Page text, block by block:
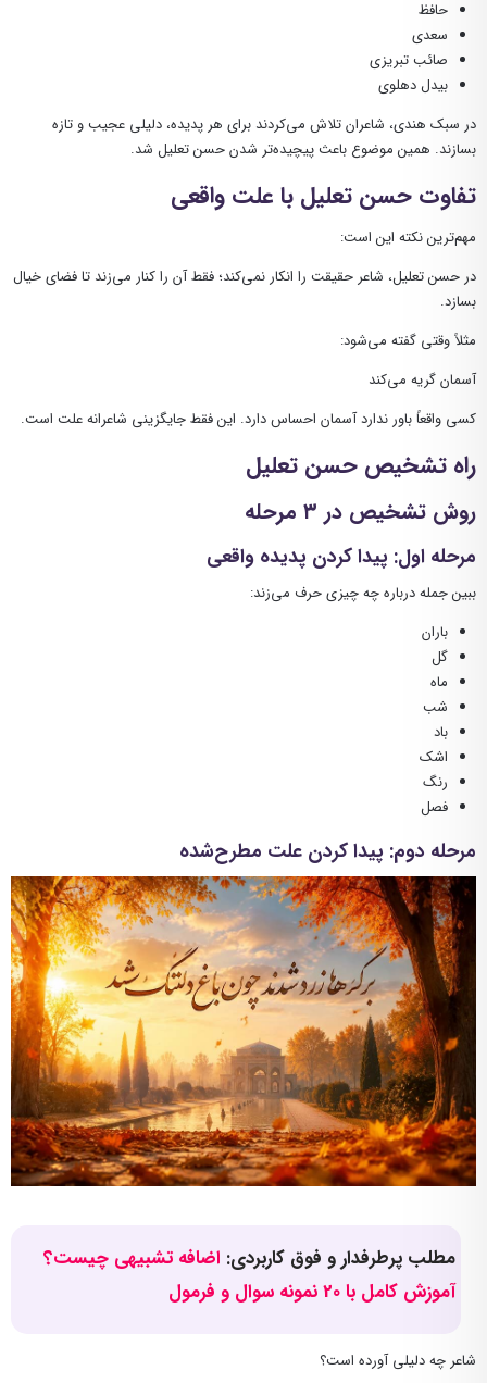
حافظ
سعدی
صائب تبریزی
بیدل دهلوی
در سبک هندی، شاعران تلاش می‌کردند برای هر پدیده، دلیلی عجیب و تازه
بسازند. همین موضوع باعث پیچیده‌تر شدن حسن تعلیل شد.
تفاوت حسن تعلیل با علت واقعی
مهم‌ترین نکته این است:
در حسن تعلیل، شاعر حقیقت را انکار نمی‌کند؛ فقط آن را کنار می‌زند تا فضای خیال
بسازد.
مثلاً وقتی گفته می‌شود:
آسمان گریه می‌کند
کسی واقعاً باور ندارد آسمان احساس دارد. این فقط جایگزینی شاعرانه علت است.
راه تشخیص حسن تعلیل
روش تشخیص در ۳ مرحله
مرحله اول: پیدا کردن پدیده واقعی
ببین جمله درباره چه چیزی حرف می‌زند:
باران
گل
ماه
شب
باد
اشک
رنگ
فصل
مرحله دوم: پیدا کردن علت مطرح‌شده
مطلب پرطرفدار و فوق کاربردی: اضافه تشبیهی چیست؟
آموزش کامل با 20 نمونه سوال و فرمول
شاعر چه دلیلی آورده است؟